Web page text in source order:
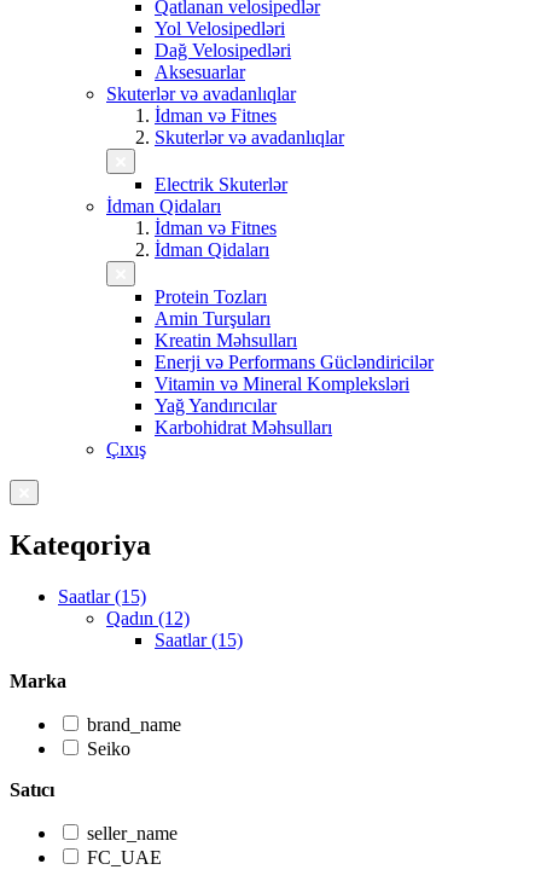
Qatlanan velosipedlər
Yol Velosipedləri
Dağ Velosipedləri
Aksesuarlar
Skuterlər və avadanlıqlar
İdman və Fitnes
Skuterlər və avadanlıqlar
Electrik Skuterlər
İdman Qidaları
İdman və Fitnes
İdman Qidaları
Protein Tozları
Amin Turşuları
Kreatin Məhsulları
Enerji və Performans Gücləndiricilər
Vitamin və Mineral Kompleksləri
Yağ Yandırıcılar
Karbohidrat Məhsulları
Çıxış
Kateqoriya
Saatlar (15)
Qadın (12)
Saatlar (15)
Marka
brand_name
Seiko
Satıcı
seller_name
FC_UAE